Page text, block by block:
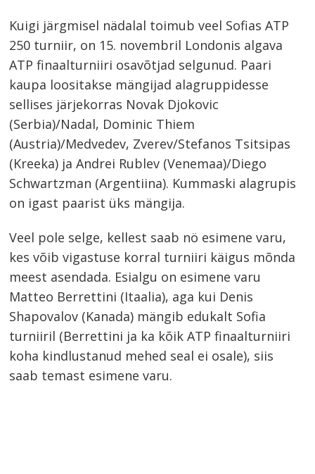
Kuigi järgmisel nädalal toimub veel Sofias ATP
250 turniir, on 15. novembril Londonis algava
ATP finaalturniiri osavõtjad selgunud. Paari
kaupa loositakse mängijad alagruppidesse
sellises järjekorras Novak Djokovic
(Serbia)/Nadal, Dominic Thiem
(Austria)/Medvedev, Zverev/Stefanos Tsitsipas
(Kreeka) ja Andrei Rublev (Venemaa)/Diego
Schwartzman (Argentiina). Kummaski alagrupis
on igast paarist üks mängija.
Veel pole selge, kellest saab nö esimene varu,
kes võib vigastuse korral turniiri käigus mõnda
meest asendada. Esialgu on esimene varu
Matteo Berrettini (Itaalia), aga kui Denis
Shapovalov (Kanada) mängib edukalt Sofia
turniiril (Berrettini ja ka kõik ATP finaalturniiri
koha kindlustanud mehed seal ei osale), siis
saab temast esimene varu.
Navigeerimine